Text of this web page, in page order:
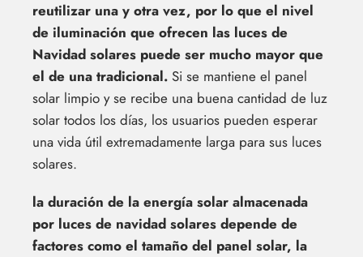
reutilizar una y otra vez, por lo que el nivel
de iluminación que ofrecen las luces de
Navidad solares puede ser mucho mayor que
el de una tradicional. Si se mantiene el panel
solar limpio y se recibe una buena cantidad de luz
solar todos los días, los usuarios pueden esperar
una vida útil extremadamente larga para sus luces
solares.
la duración de la energía solar almacenada
por luces de navidad solares depende de
factores como el tamaño del panel solar, la